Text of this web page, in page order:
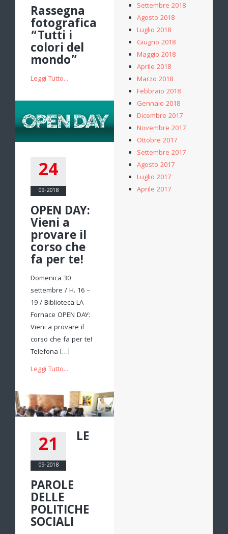
Rassegna
fotografica
“Tutti i
colori del
mondo”
Leggi Tutto...
24
09-2018
OPEN DAY:
Vieni a
provare il
corso che
fa per te!
Domenica 30
settembre / H. 16 –
19 / Biblioteca LA
Fornace OPEN DAY:
Vieni a provare il
corso che fa per te!
Telefona […]
Leggi Tutto...
21
09-2018
LE
PAROLE
DELLE
POLITICHE
SOCIALI
Settembre 2018
Agosto 2018
Luglio 2018
Giugno 2018
Maggio 2018
Aprile 2018
Marzo 2018
Febbraio 2018
Gennaio 2018
Dicembre 2017
Novembre 2017
Ottobre 2017
Settembre 2017
Agosto 2017
Luglio 2017
Aprile 2017